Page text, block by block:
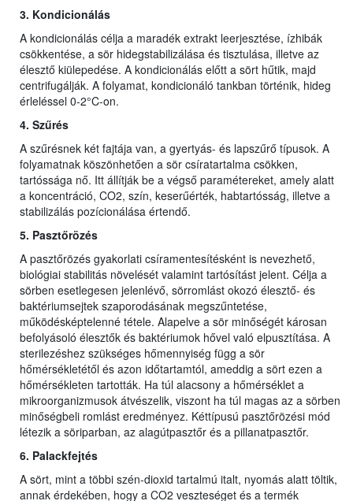
3. Kondicionálás
A kondicionálás célja a maradék extrakt leerjesztése, ízhibák
csökkentése, a sör hidegstabilizálása és tisztulása, illetve az
élesztő kiülepedése. A kondicionálás előtt a sört hűtik, majd
centrifugálják. A folyamat, kondicionáló tankban történik, hideg
érleléssel 0-2°C-on.
4. Szűrés
A szűrésnek két fajtája van, a gyertyás- és lapszűrő típusok. A
folyamatnak köszönhetően a sör csíratartalma csökken,
tartóssága nő. Itt állítják be a végső paramétereket, amely alatt
a koncentráció, CO2, szín, keserűérték, habtartósság, illetve a
stabilizálás pozícionálása értendő.
5. Pasztőrözés
A pasztőrözés gyakorlati csíramentesítésként is nevezhető,
biológiai stabilitás növelését valamint tartósítást jelent. Célja a
sörben esetlegesen jelenlévő, sörromlást okozó élesztő- és
baktériumsejtek szaporodásának megszűntetése,
működésképtelenné tétele. Alapelve a sör minőségét károsan
befolyásoló élesztők és baktériumok hővel való elpusztítása. A
sterilezéshez szükséges hőmennyiség függ a sör
hőmérsékletétől és azon időtartamtól, ameddig a sört ezen a
hőmérsékleten tartották. Ha túl alacsony a hőmérséklet a
mikroorganizmusok átvészelik, viszont ha túl magas az a sörben
minőségbeli romlást eredményez. Kéttípusú pasztőrözési mód
létezik a söriparban, az alagútpasztőr és a pillanatpasztőr.
6. Palackfejtés
A sört, mint a többi szén-dioxid tartalmú italt, nyomás alatt töltik,
annak érdekében, hogy a CO2 veszteséget és a termék